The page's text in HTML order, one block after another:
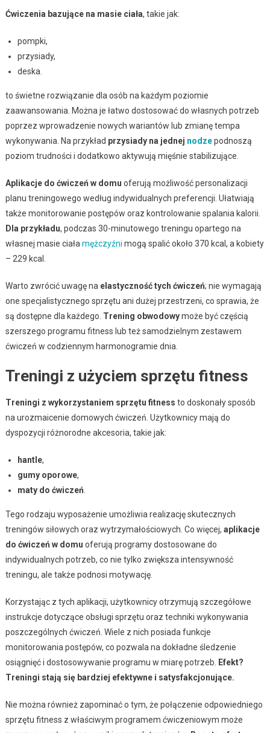
Ćwiczenia bazujące na masie ciała, takie jak:
pompki,
przysiady,
deska.
to świetne rozwiązanie dla osób na każdym poziomie
zaawansowania. Można je łatwo dostosować do własnych potrzeb
poprzez wprowadzenie nowych wariantów lub zmianę tempa
wykonywania. Na przykład przysiady na jednej nodzepodnoszą
poziom trudności i dodatkowo aktywują mięśnie stabilizujące.
Aplikacje do ćwiczeń w domu oferują możliwość personalizacji
planu treningowego według indywidualnych preferencji. Ułatwiają
także monitorowanie postępów oraz kontrolowanie spalania kalorii.
Dla przykładu, podczas 30-minutowego treningu opartego na
własnej masie ciała mężczyźni mogą spalić około 370 kcal, a kobiety
– 229 kcal.
Warto zwrócić uwagę na elastyczność tych ćwiczeń; nie wymagają
one specjalistycznego sprzętu ani dużej przestrzeni, co sprawia, że
są dostępne dla każdego. Trening obwodowymoże być częścią
szerszego programu fitness lub też samodzielnym zestawem
ćwiczeń w codziennym harmonogramie dnia.
Treningi z użyciem sprzętu fitness
Treningi z wykorzystaniem sprzętu fitness to doskonały sposób
na urozmaicenie domowych ćwiczeń. Użytkownicy mają do
dyspozycji różnorodne akcesoria, takie jak:
hantle,
gumy oporowe,
maty do ćwiczeń
Tego rodzaju wyposażenie umożliwia realizację skutecznych
treningów siłowych oraz wytrzymałościowych. Co więcej, aplikacje
do ćwiczeń w domu oferują programy dostosowane do
indywidualnych potrzeb, co nie tylko zwiększa intensywność
treningu, ale także podnosi motywację.
Korzystając z tych aplikacji, użytkownicy otrzymują szczegółowe
instrukcje dotyczące obsługi sprzętu oraz techniki wykonywania
poszczególnych ćwiczeń. Wiele z nich posiada funkcje
monitorowania postępów, co pozwala na dokładne śledzenie
osiągnięć i dostosowywanie programu w miarę potrzeb.
Efekt?
Treningi stają się bardziej efektywne i satysfakcjonujące.
Nie można również zapominać o tym, że połączenie odpowiedniego
sprzętu fitness z właściwym programem ćwiczeniowym może